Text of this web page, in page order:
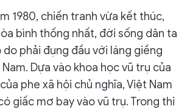
1980, chiến tranh vừa kết thúc,
bình thống nhất, đời sống dân ta
do phải đụng đầu với láng giềng
Nam. Dựa vào khoa học vũ trụ của
phe xã hội chủ nghĩa, Việt Nam
giấc mơ bay vào vũ trụ. Trong thi